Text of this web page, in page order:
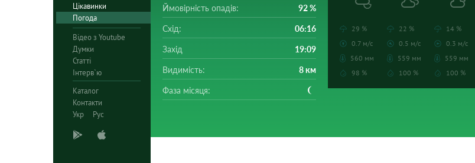
Цікавинки
Погода
Відео з Youtube
Думки
Статті
Інтерв`ю
Каталог
Контакти
Укр
Рус
Ймовірність опадів: 92 %
Схід: 06:16
Захід 19:09
Видимість: 8 км
Фаза місяця:
29 %
0.7 м/с
560 мм
98 %
22 %
0.5 м/с
559 мм
100 %
14 %
0.3 м/с
559 мм
100 %